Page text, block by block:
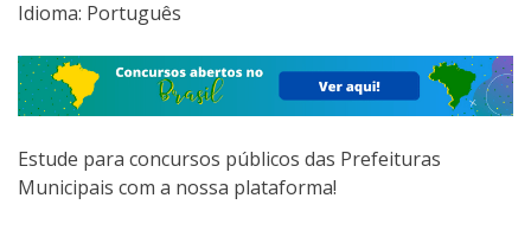
Idioma: Português
Estude para concursos públicos das Prefeituras
Municipais com a nossa plataforma!